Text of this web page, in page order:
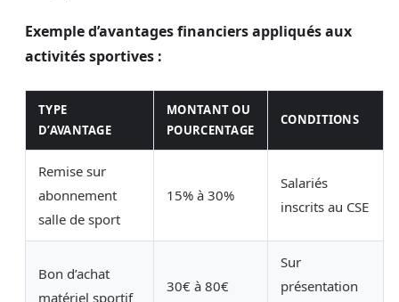
Exemple d’avantages financiers appliqués aux
activités sportives :
TYPE
D’AVANTAGE
MONTANT OU
POURCENTAGE
CONDITIONS
Remise sur
abonnement
salle de sport
15% à 30%
Salariés
inscrits au CSE
Bon d’achat
matériel sportif
30€ à 80€
Sur
présentation